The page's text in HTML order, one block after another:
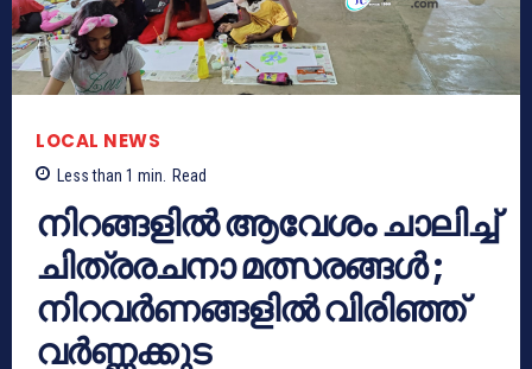
LOCAL NEWS
Less than 1 min. Read
നിറങ്ങളിൽ ആവേശം ചാലിച്ച്
ചിത്രരചനാ മത്സരങ്ങൾ ;
നിറവര്‍ണങ്ങളില്‍ വിരിഞ്ഞ്
വർണ്ണക്കുട